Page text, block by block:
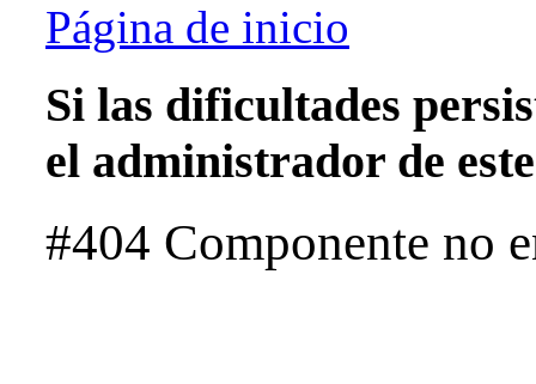
Página de inicio
Si las dificultades
el administrador de
#404 Componente no